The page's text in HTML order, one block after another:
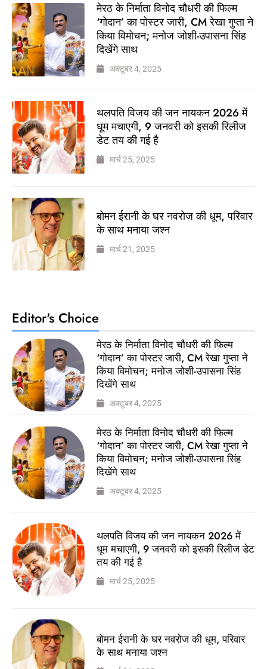
मेरठ के निर्माता विनोद चौधरी की फिल्म
‘गोदान’ का पोस्टर जारी, CM रेखा गुप्ता ने
किया विमोचन; मनोज जोशी-उपासना सिंह
दिखेंगे साथ
अक्टूबर 4, 2025
थलपति विजय की जन नायकन 2026 में
धूम मचाएगी, 9 जनवरी को इसकी रिलीज
डेट तय की गई है
मार्च 25, 2025
बोमन ईरानी के घर नवरोज की धूम, परिवार
के साथ मनाया जश्न
मार्च 21, 2025
Editor's Choice
मेरठ के निर्माता विनोद चौधरी की फिल्म
‘गोदान’ का पोस्टर जारी, CM रेखा गुप्ता ने
किया विमोचन; मनोज जोशी-उपासना सिंह
दिखेंगे साथ
अक्टूबर 4, 2025
मेरठ के निर्माता विनोद चौधरी की फिल्म
‘गोदान’ का पोस्टर जारी, CM रेखा गुप्ता ने
किया विमोचन; मनोज जोशी-उपासना सिंह
दिखेंगे साथ
अक्टूबर 4, 2025
थलपति विजय की जन नायकन 2026 में
धूम मचाएगी, 9 जनवरी को इसकी रिलीज डेट
तय की गई है
मार्च 25, 2025
बोमन ईरानी के घर नवरोज की धूम, परिवार
के साथ मनाया जश्न